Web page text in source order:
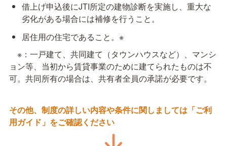
借上げ申込後にJTI所定の建物診断を実施し、重大な
劣化がある場合には補修を行うこと。
居住用の住宅であること。※
※：一戸建て、共同建て（タウンハウスなど）、マンシ
ョン等、当初から賃貸事業のために建てられたものは不
可。共同所有の場合は、共有者全員の承諾が必要です。
その他、制度の詳しい内容や条件に関しましては「ご利
用ガイド」をご確認ください